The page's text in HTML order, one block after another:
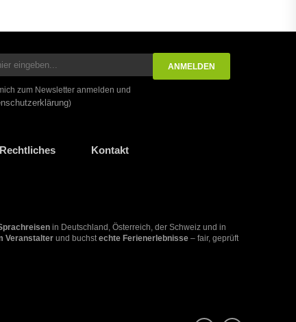
zum Newsletter anmelden und
)
Kontakt
in Deutschland, Österreich, der Schweiz und in
Veranstalter und buchstechte Ferienerlebnisse – fair, geprüft